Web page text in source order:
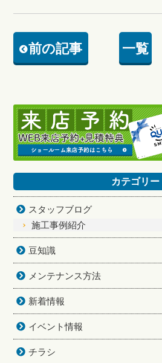
前の記事 一覧
カテゴリー
スタッフブログ
施工事例紹介
豆知識
メンテナンス方法
新着情報
イベント情報
チラシ